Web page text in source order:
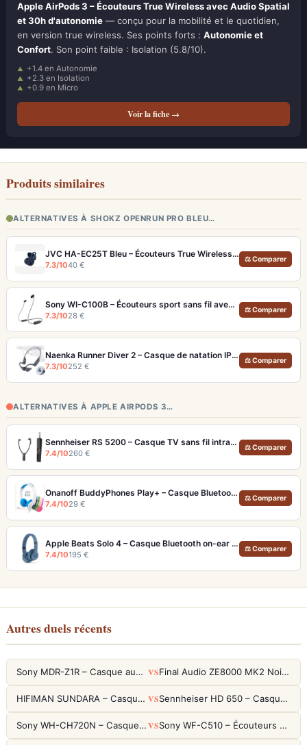
Apple AirPods 3 – Écouteurs True Wireless avec Audio Spatial
et 30h d'autonomie — conçu pour la mobilité et le quotidien,
en version true wireless. Ses points forts : Autonomie et
Confort. Son point faible : Isolation (5.8/10).
+1.4 en Autonomie
+2.3 en Isolation
+0.9 en Micro
Voir la fiche →
Produits similaires
ALTERNATIVES À SHOKZ OPENRUN PRO BLEU…
JVC HA-EC25T Bleu – Écouteurs True Wireless Sport IPX5 à petit prix
7.3/1040 €
⚖ Comparer
Sony WI-C100B – Écouteurs sport sans fil avec autonomie de 25 heures
7.3/1028 €
⚖ Comparer
Naenka Runner Diver 2 – Casque de natation IP68 avec MP3 32 Go et conduction osseuse
7.3/10252 €
⚖ Comparer
ALTERNATIVES À APPLE AIRPODS 3…
Sennheiser RS 5200 – Casque TV sans fil intra-auriculaire portée 70m
7.4/10260 €
⚖ Comparer
Onanoff BuddyPhones Play+ – Casque Bluetooth Enfants SafeAudio 3 Niveaux et StudyMode
7.4/1029 €
⚖ Comparer
Apple Beats Solo 4 – Casque Bluetooth on-ear 50h autonomie et audio sans perte
7.4/10195 €
⚖ Comparer
Autres duels récents
Sony MDR-Z1R – Casque audiophile fermé haute résolution VS Final Audio ZE8000 MK2 Noir – Écouteurs True Wireless audiophiles 8K Sound
HIFIMAN SUNDARA – Casque Planar Magnetic Ouvert Over-Ear Audiophile VS Sennheiser HD 650 – Casque audiophile ouvert pour l'écoute analytique
Sony WH-CH720N – Casque ANC 35h, Ultra-léger (192g) avec Processeur V1 VS Sony WF-C510 – Écouteurs True Wireless compacts, autonomie 22h et multipoint